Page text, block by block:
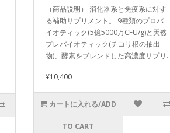
（商品説明） 消化器系と免疫系に対す
る補助サプリメント。 9種類のプロバ
イオティック(5億5000万CFU/g)と天然
プレバイオティック(チコリ根の抽出
物)、酵素をブレンドした高濃度サプリ..
¥10,400
カートに入れる/ADD
TO CART